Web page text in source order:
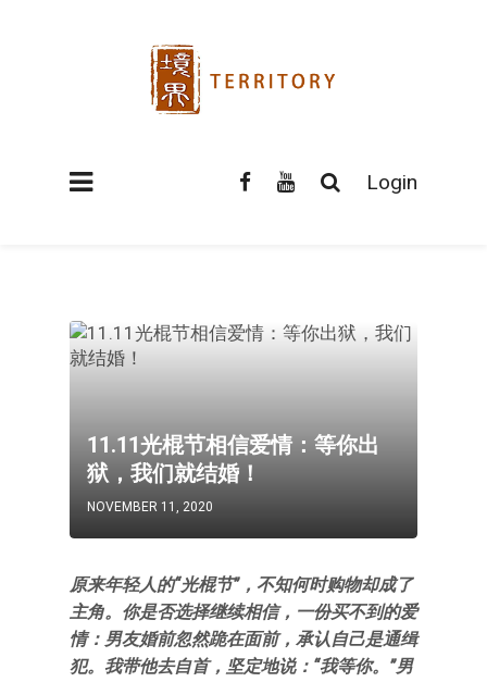
Login
11.11光棍节相信爱情：等你出
狱，我们就结婚！
NOVEMBER 11, 2020
原来年轻人的“光棍节”，不知何时购物却成了
主角。你是否选择继续相信，一份买不到的爱
情：男友婚前忽然跪在面前，承认自己是通缉
犯。我带他去自首，坚定地说：“我等你。”男